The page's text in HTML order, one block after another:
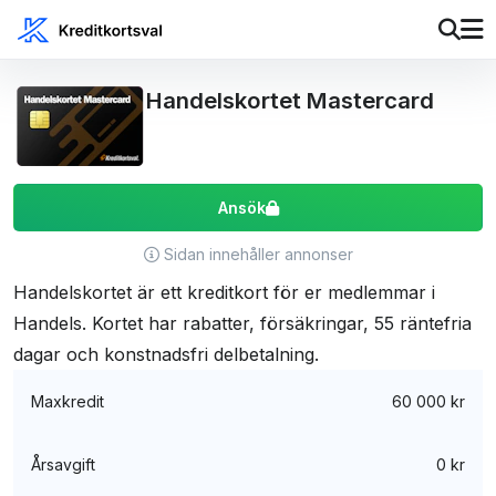
Ansök
Sidan innehåller annonser
Handelskortet Mastercard
Handelskortet är ett kreditkort för er medlemmar i
Handels. Kortet har rabatter, försäkringar, 55 räntefria
dagar och konstnadsfri delbetalning.
Maxkredit 60 000 kr
Årsavgift 0 kr